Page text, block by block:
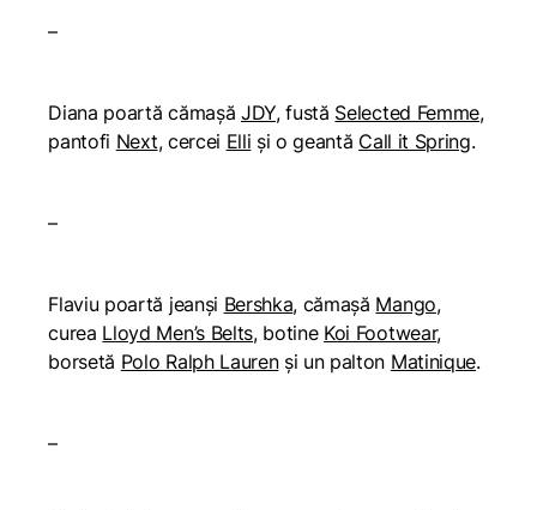
–
Diana poartă cămașă JDY, fustă Selected Femme,
pantofi Next, cercei Elli și o geantă Call it Spring.
–
Flaviu poartă jeanși Bershka, cămașă Mango,
curea Lloyd Men’s Belts, botine Koi Footwear,
borsetă Polo Ralph Laurenși un palton Matinique.
–